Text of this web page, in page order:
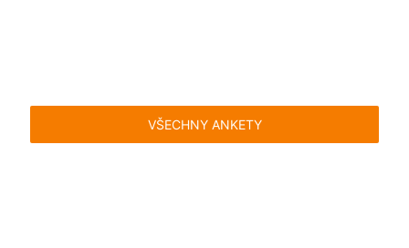
VŠECHNY ANKETY